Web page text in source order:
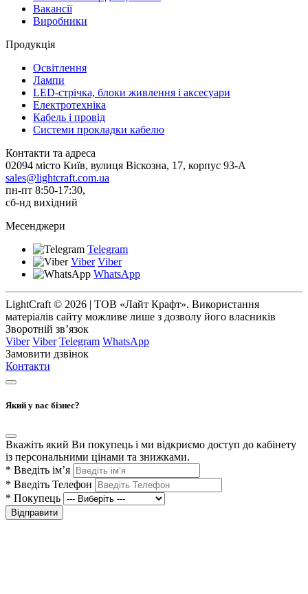
Вакансії
Виробники
Продукція
Освітлення
Лампи
LED-стрічка, блоки живлення і аксесуари
Електротехніка
Кабель і провід
Системи прокладки кабелю
Контакти та адреса
02094 місто Київ, вулиця Віскозна, 17, корпус 93-А
sales@lightcraft.com.ua
пн-пт 8:50-17:30,
сб-нд вихідний
Месенджери
Telegram
Viber Viber
WhatsApp
LightCraft © 2026 | ТОВ «Лайт Крафт». Використання
матеріалів сайту можливе лише з дозволу його власників
Зворотній зв’язок
Viber Viber Telegram WhatsApp
Замовити дзвінок
Контакти
Який у вас бізнес?
Вкажіть який Ви покупець і ми відкриємо доступ до кабінету
із персональними цінами та знижками.
* Введіть ім’я
* Введіть Телефон
* Покупець
Відправити